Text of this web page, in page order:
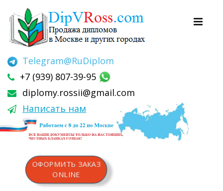
Telegram@RuDiplom
+7 (939) 807-39-95
diplomy.rossii@gmail.com
Написать нам
ОФОРМИТЬ ЗАКАЗ
ONLINE